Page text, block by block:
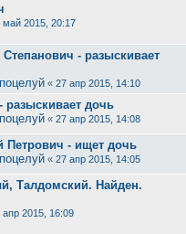
май 2015, 20:17
- разыскивает
« 27 апр 2015, 14:10
дочь
« 27 апр 2015, 14:08
- ищет дочь
« 27 апр 2015, 14:05
Талдомский. Найден.
апр 2015, 16:09